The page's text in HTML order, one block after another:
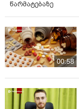
წარმატებაზე
00:58